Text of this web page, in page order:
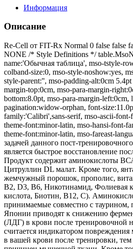
Информация
Описание
Re-Cell от FIT-Rx Normal 0 false false
NONE /* Style Definitions */
name:'Обычная таблица', mso-tstyle-
colband-size:0, mso-style-noshow:yes,
style-parent:'', mso-padding-alt:0cm
margin-top:0cm, mso-para-margin-
bottom:8.0pt, mso-para-margin-left:0cm,
pagination:widow-orphan, font-
family:'Calibri',sans-serif, mso-ascii-
theme-font:minor-latin, mso-hansi-font-
theme-font:minor-latin, mso-fareast-
задачей данного пост-
является быстрое восстановление
Продукт содержит аминокислоты
Цитруллин DL малат. Кроме того,
жемчужный порошок, прополис,
В2, D3, В6, Никотинамид, Фолиевая
кислота, Биотин, В12, С).
принимаемые совместно с таурином,
Японии приводят к снижению
(ЛДГ) в крови после тренировочной
считается индикатором
в вашей крови после тренировки,